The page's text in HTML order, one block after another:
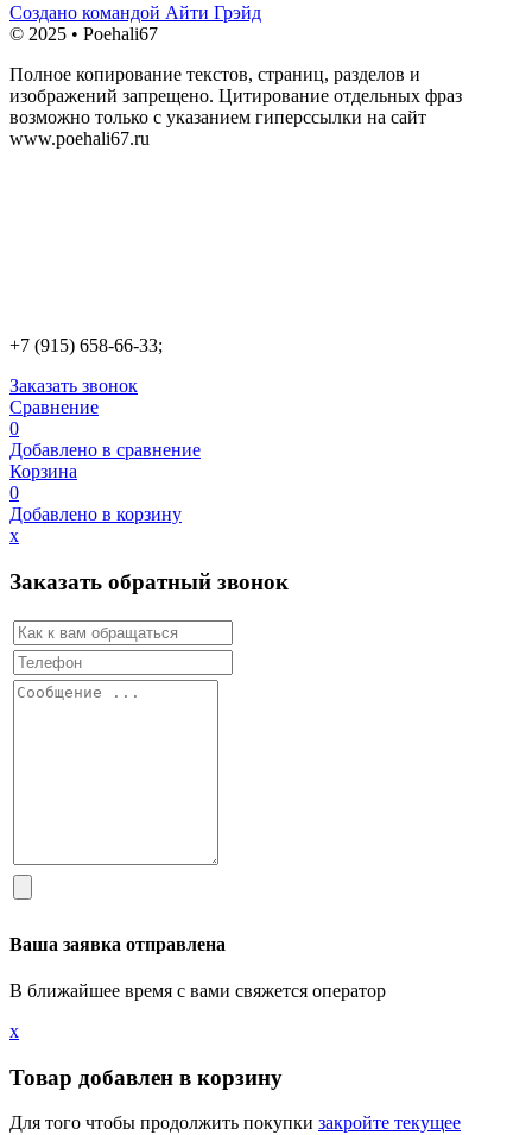
Создано командой Айти Грэйд
© 2025 • Poehali67
Полное копирование текстов, страниц, разделов и
изображений запрещено. Цитирование отдельных фраз
возможно только с указанием гиперссылки на сайт
www.poehali67.ru
+7 (915) 658-66-33;
Заказать звонок
Сравнение
0
Добавлено в сравнение
Корзина
0
Добавлено в корзину
х
Заказать обратный звонок
Ваша заявка отправлена
В ближайшее время с вами свяжется оператор
х
Товар добавлен в корзину
Для того чтобы продолжить покупки закройте текущее